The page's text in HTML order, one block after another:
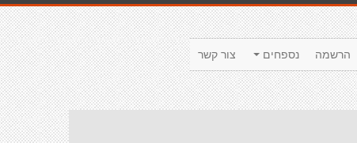
צור קשר נספחים הרשמה